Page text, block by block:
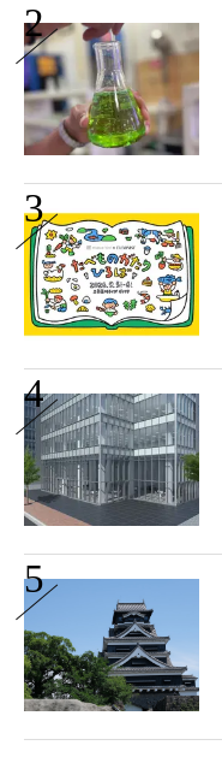
2
3
4
5